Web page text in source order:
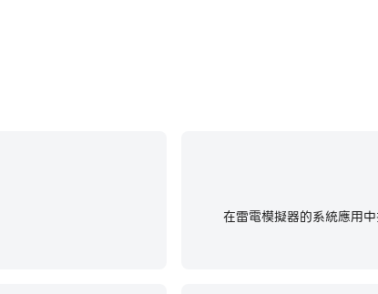
在雷電模擬器的系統應用